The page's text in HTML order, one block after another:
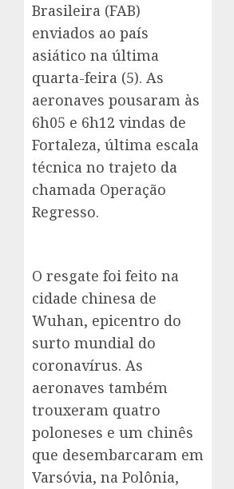
Brasileira (FAB)
enviados ao país
asiático na última
quarta-feira (5). As
aeronaves pousaram às
6h05 e 6h12 vindas de
Fortaleza, última escala
técnica no trajeto da
chamada Operação
Regresso.
O resgate foi feito na
cidade chinesa de
Wuhan, epicentro do
surto mundial do
coronavírus. As
aeronaves também
trouxeram quatro
poloneses e um chinês
que desembarcaram em
Varsóvia, na Polônia,